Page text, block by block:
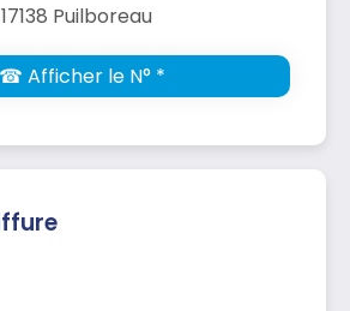
Puilboreau
☎ Afficher le N° *